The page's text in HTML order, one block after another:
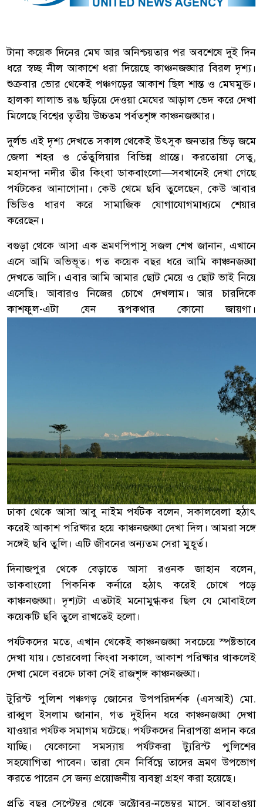
টানা কয়েক দিনের মেঘ আর অনিশ্চয়তার পর অবশেষে দুই দিন
ধরে স্বচ্ছ নীল আকাশে ধরা দিয়েছে কাঞ্চনজঙ্ঘার বিরল দৃশ্য।
শুক্রবার ভোর থেকেই পঞ্চগড়ের আকাশ ছিল শান্ত ও মেঘমুক্ত।
হালকা লালাভ রঙ ছড়িয়ে দেওয়া মেঘের আড়াল ভেদ করে দেখা
মিলেছে বিশ্বের তৃতীয় উচ্চতম পর্বতশৃঙ্গ কাঞ্চনজঙ্ঘার।
দুর্লভ এই দৃশ্য দেখতে সকাল থেকেই উৎসুক জনতার ভিড় জমে
জেলা শহর ও তেঁতুলিয়ার বিভিন্ন প্রান্তে। করতোয়া সেতু,
মহানন্দা নদীর তীর কিংবা ডাকবাংলো—সবখানেই দেখা গেছে
পর্যটকের আনাগোনা। কেউ থেমে ছবি তুলেছেন, কেউ আবার
ভিডিও ধারণ করে সামাজিক যোগাযোগমাধ্যমে শেয়ার
করেছেন।
বগুড়া থেকে আসা এক ভ্রমণপিপাসু সজল শেখ জানান, এখানে
এসে আমি অভিভূত। গত কয়েক বছর ধরে আমি কাঞ্চনজঙ্ঘা
দেখতে আসি। এবার আমি আমার ছোট মেয়ে ও ছোট ভাই নিয়ে
এসেছি। আবারও নিজের চোখে দেখলাম। আর চারদিকে
কাশফুল-এটা যেন রূপকথার কোনো জায়গা।
ঢাকা থেকে আসা আবু নাইম পর্যটক বলেন, সকালবেলা হঠাৎ
করেই আকাশ পরিষ্কার হয়ে কাঞ্চনজঙ্ঘা দেখা দিল। আমরা সঙ্গে
সঙ্গেই ছবি তুলি। এটি জীবনের অন্যতম সেরা মুহূর্ত।
দিনাজপুর থেকে বেড়াতে আসা রওনক জাহান বলেন,
ডাকবাংলো পিকনিক কর্নারে হঠাৎ করেই চোখে পড়ে
কাঞ্চনজঙ্ঘা। দৃশ্যটা এতটাই মনোমুগ্ধকর ছিল যে মোবাইলে
কয়েকটি ছবি তুলে রাখতেই হলো।
পর্যটকদের মতে, এখান থেকেই কাঞ্চনজঙ্ঘা সবচেয়ে স্পষ্টভাবে
দেখা যায়। ভোরবেলা কিংবা সকালে, আকাশ পরিষ্কার থাকলেই
দেখা মেলে বরফে ঢাকা সেই রাজশৃঙ্গ কাঞ্চনজঙ্ঘা।
টুরিস্ট পুলিশ পঞ্চগড় জোনের উপপরিদর্শক (এসআই) মো.
রাব্বুল ইসলাম জানান, গত দুইদিন ধরে কাঞ্চনজঙ্ঘা দেখা
যাওয়ার পর্যটক সমাগম ঘটেছে। পর্যটকদের নিরাপত্তা প্রদান করে
যাচ্ছি। যেকোনো সমস্যায় পর্যটকরা ট্যুরিস্ট পুলিশের
সহযোগিতা পাবেন। তারা যেন নির্বিঘ্নে তাদের ভ্রমণ উপভোগ
করতে পারেন সে জন্য প্রয়োজনীয় ব্যবস্থা গ্রহণ করা হয়েছে।
প্রতি বছর সেপ্টেম্বর থেকে অক্টোবর-নভেম্বর মাসে, আবহাওয়া